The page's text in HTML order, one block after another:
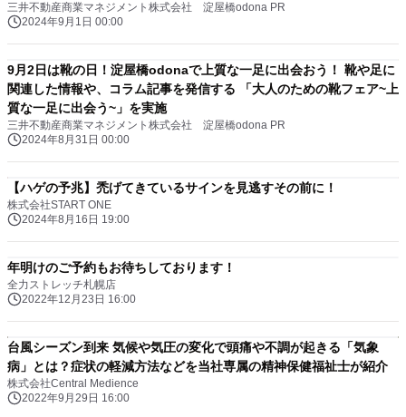
三井不動産商業マネジメント株式会社 淀屋橋odona PR
2024年9月1日 00:00
9月2日は靴の日！淀屋橋odonaで上質な一足に出会おう！ 靴や足に
関連した情報や、コラム記事を発信する 「大人のための靴フェア~上
質な一足に出会う~」を実施
三井不動産商業マネジメント株式会社 淀屋橋odona PR
2024年8月31日 00:00
【ハゲの予兆】禿げてきているサインを見逃すその前に！
株式会社START ONE
2024年8月16日 19:00
年明けのご予約もお待ちしております！
全力ストレッチ札幌店
2022年12月23日 16:00
台風シーズン到来 気候や気圧の変化で頭痛や不調が起きる「気象
病」とは？症状の軽減方法などを当社専属の精神保健福祉士が紹介
株式会社Central Medience
2022年9月29日 16:00